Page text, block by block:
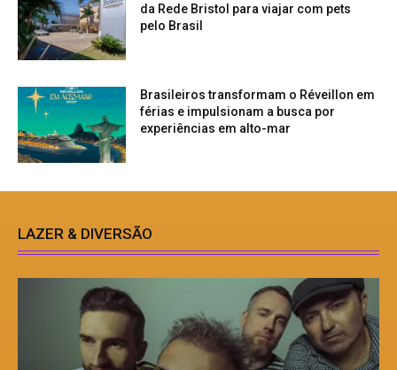
da Rede Bristol para viajar com pets
pelo Brasil
Brasileiros transformam o Réveillon em
férias e impulsionam a busca por
experiências em alto-mar
LAZER & DIVERSÃO